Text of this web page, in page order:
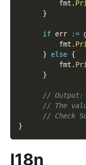
          fmt
.
}
if err :=
          fmt
.
}
else {
          fmt
.
}
// Output:
// The
// Check
}
I18n